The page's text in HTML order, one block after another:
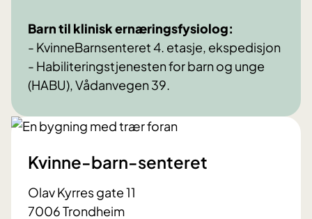
Barn til klinisk ernæringsfysiolog:
- KvinneBarnsenteret 4. etasje, ekspedisjon
- Habiliteringstjenesten for barn og unge
(HABU), Vådanvegen 39.
Kvinne-barn-senteret
Olav Kyrres gate 11
7006 Trondheim